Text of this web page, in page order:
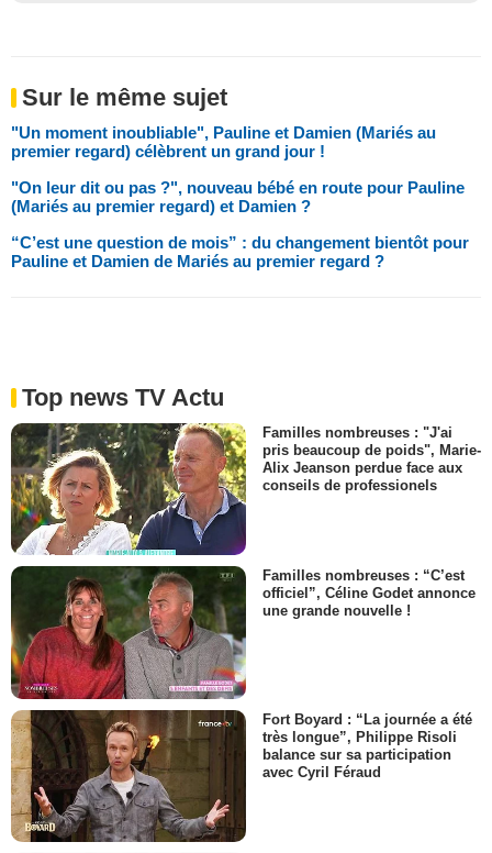
Sur le même sujet
"Un moment inoubliable", Pauline et Damien (Mariés au
premier regard) célèbrent un grand jour !
"On leur dit ou pas ?", nouveau bébé en route pour Pauline
(Mariés au premier regard) et Damien ?
“C’est une question de mois” : du changement bientôt pour
Pauline et Damien de Mariés au premier regard ?
Top news TV Actu
Familles nombreuses : "J'ai
pris beaucoup de poids", Marie-
Alix Jeanson perdue face aux
conseils de professionels
Familles nombreuses : “C’est
officiel”, Céline Godet annonce
une grande nouvelle !
Fort Boyard : “La journée a été
très longue”, Philippe Risoli
balance sur sa participation
avec Cyril Féraud